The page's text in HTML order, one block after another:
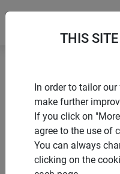
Accueil Accessoires
PRODUITS
THIS
In order to tailor
make further
If you click on
agree to the use of
You can always
clicking on the